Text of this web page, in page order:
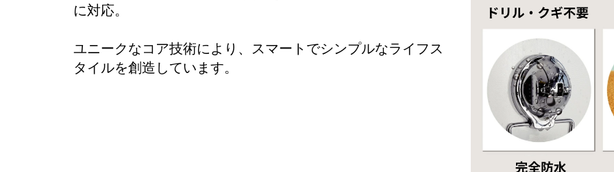
に対応。
ユニークなコア技術により、スマートでシンプルなライフス
タイルを創造しています。